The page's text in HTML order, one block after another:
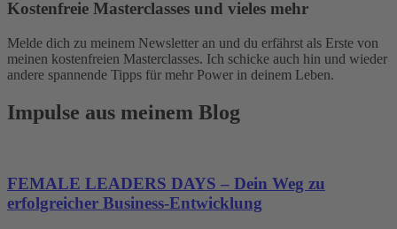
Kostenfreie Masterclasses und vieles mehr
Melde dich zu meinem Newsletter an und du erfährst als Erste von
meinen kostenfreien Masterclasses. Ich schicke auch hin und wieder
andere spannende Tipps für mehr Power in deinem Leben.
Impulse aus meinem Blog
FEMALE LEADERS DAYS – Dein Weg zu
erfolgreicher Business-Entwicklung